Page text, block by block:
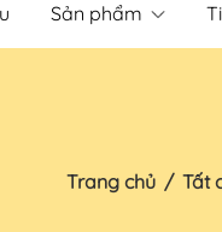
Sản phẩm
Trang chủ / Tất